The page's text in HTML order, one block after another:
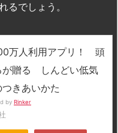
るでしょう。
万人利用アプリ！ 頭
が贈る しんどい低気
きあいかた
by Rinker